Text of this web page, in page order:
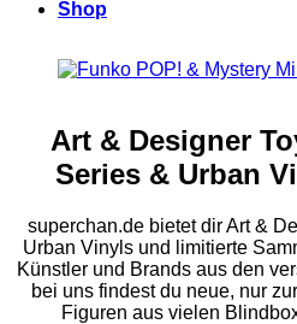
Shop
Art & Designer
Series & Urban
superchan.de bietet dir Art &
Urban Vinyls und limitierte
Künstler und Brands aus den
bei uns findest du neue, nur
Figuren aus vielen